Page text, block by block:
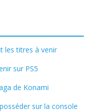
les titres à venir
sur PS5
de Konami
sur la console